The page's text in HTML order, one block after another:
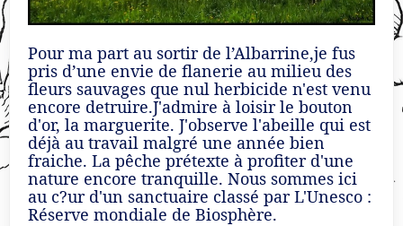
Pour ma part au sortir de l’Albarrine,je fus
pris d’une envie de flanerie au milieu des
fleurs sauvages que nul herbicide n'est venu
encore detruire.J'admire à loisir le bouton
d'or, la marguerite. J'observe l'abeille qui est
déjà au travail malgré une année bien
fraiche. La pêche prétexte à profiter d'une
nature encore tranquille. Nous sommes ici
au c?ur d'un sanctuaire classé par L'Unesco :
Réserve mondiale de Biosphère.